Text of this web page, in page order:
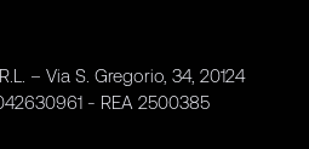
– Via S. Gregorio, 34, 20124
- REA 2500385